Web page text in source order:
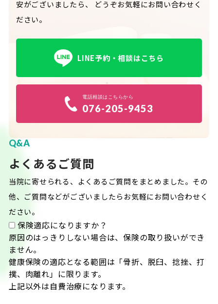
安がございましたら、
どうぞお気軽にお問い合わせく
ださい。
LINE予約・相談はこちら
電話相談はこちらから
076-205-9453
Q&A
よくあるご質問
当院に寄せられる、よくあるご質問をまとめました。 その
他、ご質問などがございましたらお気軽にお問い合わせく
ださい。
保険適応になりますか？
原因のはっきりしない場合は、保険の取り扱いができ
ません。
健康保険の適応となる範囲は「骨折、脱臼、捻挫、打
撲、肉離れ」に限ります。
上記以外は自費治療になります。